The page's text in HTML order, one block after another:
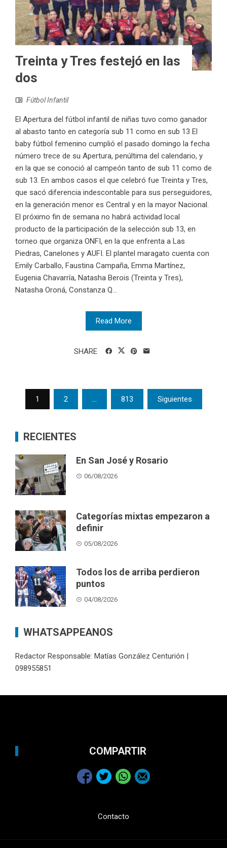
Treinta y Tres festejó en las
dos
Fútbol Infantil
El Apertura del fútbol infantil de niñas tuvo como ganador
al abasto tanto en categoría sub 11 como en sub 13 El
baby fútbol femenino cumplió el pasado domingo la fecha
número trece de su Apertura, penúltima del calendario, y
en la que se conoció al campeón tanto de sub 11 como de
sub 13. En ambos casos el que celebró fue Treinta y Tres,
que sacó diferencia indescontable para sus perseguidores,
en la generación menor es Central y en la mayor Nacional.
El próximo fin de semana no habrá actividad local
producto de la participación de la selección sub 13, en
torneo que organiza ONFI, en la que enfrenta a Las
Piedras, Canelones y AUFI. El plantel maragato cuenta con
Emily Carballo, Faustina Campaña, Emma Martínez,
Eugenia Chavarría, Natasha Berois (Treinta y Tres),
Natasha Oroná, Constanza Q...
Read More
SHARE
Posts
pagination
1 2 … 813 Siguientes
RECIENTES
En San José y Rosario
06/08/2026
Categorías mixtas empezaron a
definir
05/08/2026
Todos los de arriba perdieron
puntos
04/08/2026
WHATSAPPEANOS
Redactor Responsable: Matías González Centurión |
098955851
COMPARTIR
Contacto